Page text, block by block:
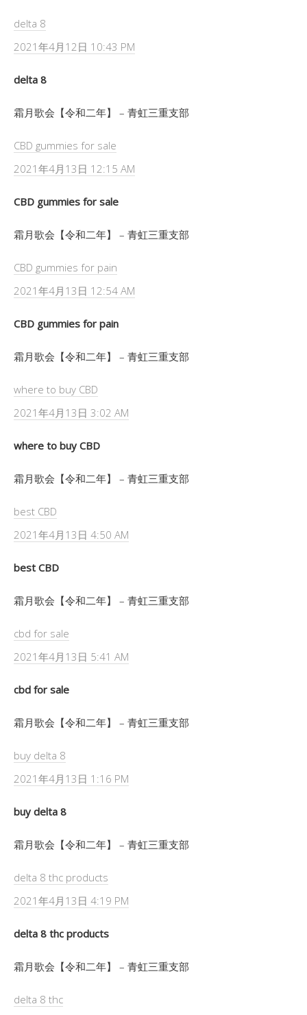
delta 8
2021年4月12日 10:43 PM
delta 8
霜月歌会【令和二年】 – 青虹三重支部
CBD gummies for sale
2021年4月13日 12:15 AM
CBD gummies for sale
霜月歌会【令和二年】 – 青虹三重支部
CBD gummies for pain
2021年4月13日 12:54 AM
CBD gummies for pain
霜月歌会【令和二年】 – 青虹三重支部
where to buy CBD
2021年4月13日 3:02 AM
where to buy CBD
霜月歌会【令和二年】 – 青虹三重支部
best CBD
2021年4月13日 4:50 AM
best CBD
霜月歌会【令和二年】 – 青虹三重支部
cbd for sale
2021年4月13日 5:41 AM
cbd for sale
霜月歌会【令和二年】 – 青虹三重支部
buy delta 8
2021年4月13日 1:16 PM
buy delta 8
霜月歌会【令和二年】 – 青虹三重支部
delta 8 thc products
2021年4月13日 4:19 PM
delta 8 thc products
霜月歌会【令和二年】 – 青虹三重支部
delta 8 thc